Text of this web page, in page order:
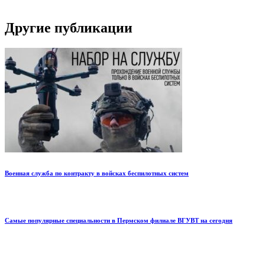
Другие публикации
Военная служба по контракту в войсках беспилотных систем
Самые популярные специальности в Пермском филиале ВГУВТ на сегодня